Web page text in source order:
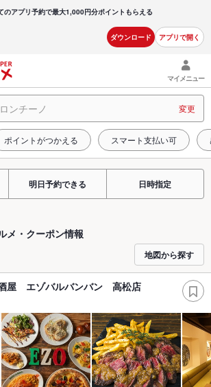
のアプリ予約で最大1,000円分ポイントもらえる
ダウンロード アプリで開く
マイメニュー
ンチーノ 変更
ポイントがつかえる スマート支払い可
明日予約できる 日時指定
メ・クーポン情報
地図から探す
屋 エゾバルバンバン 高松店